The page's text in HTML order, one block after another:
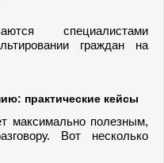
специалистами
граждан на
практические кейсы
максимально полезным,
Вот несколько